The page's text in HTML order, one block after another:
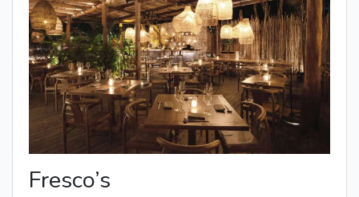
Fresco’s